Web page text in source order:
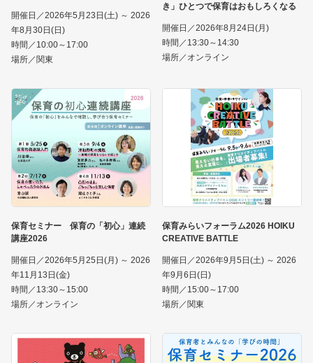
開催日／2026年5月23日(土) ～ 2026
年8月30日(日)
時間／10:00～17:00
場所／関東
き」ひとつで保育はおもしろくなる
開催日／2026年8月24日(月)
時間／13:30～14:30
場所／オンライン
保育セミナー 保育の「初心」連続
講座2026
開催日／2026年5月25日(月) ～ 2026
年11月13日(金)
時間／13:30～15:00
場所／オンライン
保育みらいフォーラム2026 HOIKU
CREATIVE BATTLE
開催日／2026年9月5日(土) ～ 2026
年9月6日(日)
時間／15:00～17:00
場所／関東